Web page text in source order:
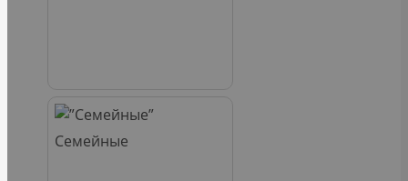
Семейные